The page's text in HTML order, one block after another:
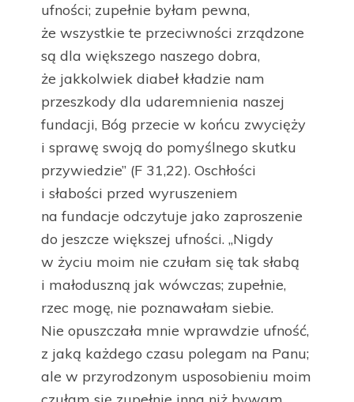
ufności; zupełnie byłam pewna,
że wszystkie te przeciwności zrządzone
są dla większego naszego dobra,
że jakkolwiek diabeł kładzie nam
przeszkody dla udaremnienia naszej
fundacji, Bóg przecie w końcu zwycięży
i sprawę swoją do pomyślnego skutku
przywiedzie” (F 31,22). Oschłości
i słabości przed wyruszeniem
na fundacje odczytuje jako zaproszenie
do jeszcze większej ufności. „Nigdy
w życiu moim nie czułam się tak słabą
i małoduszną jak wówczas; zupełnie,
rzec mogę, nie poznawałam siebie.
Nie opuszczała mnie wprawdzie ufność,
z jaką każdego czasu polegam na Panu;
ale w przyrodzonym usposobieniu moim